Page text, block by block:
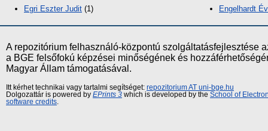
Egri Eszter Judit (1) Engelhardt
A repozitórium felhasználó-központú szolgáltatásfejlesztése
a BGE felsőfokú képzései minőségének és
Magyar Állam támogatásával.
Itt kérhet technikai vagy tartalmi segítséget: repozitorium AT uni-bge.hu
Dolgozattár is powered by EPrints 3 which is developed by the School of
software credits